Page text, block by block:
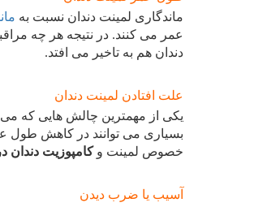
ماندگاری لمینت دندان نسبت به
عمر می کنند. در نتیجه هر چه
دندان هم به تاخیر می افتد.
علت افتادن لمینت دندان
یکی از مهمترین چالش هایی که می
بسیاری می توانند در کاهش طول
خصوص لمینت وکامپوزیت دندان
آسیب یا ضرب دیدن